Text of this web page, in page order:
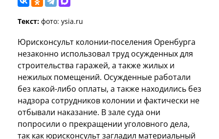
Текст: фото: ysia.ru
Юрисконсульт колонии-поселения Оренбурга
незаконно использовал труд осужденных для
строительства гаражей, а также жилых и
нежилых помещений. Осужденные работали
без какой-либо оплаты, а также находились без
надзора сотрудников колонии и фактически не
отбывали наказание. В зале суда они
попросили о прекращении уголовного дела,
так как юрисконсульт загладил материальный